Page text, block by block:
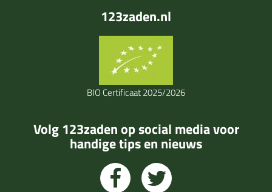
123zaden.nl
BIO Certificaat 2025/2026
Volg 123zaden op social media voor
handige tips en nieuws